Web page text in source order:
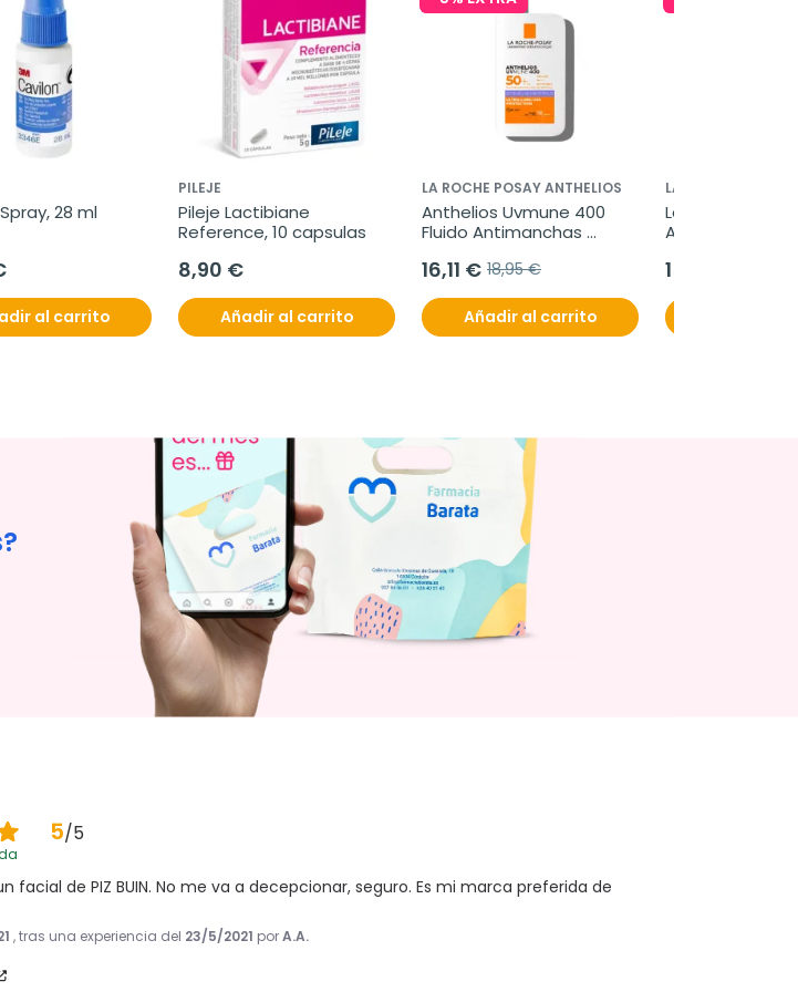
28 ml
al carrito
PILEJE
Pileje Lactibiane
Reference, 10 capsulas
8,90 €
Añadir al carrito
LA ROCHE POSAY ANTHELIOS
Anthelios Uvmune 400
Fluido Antimanchas
16,11 € 18,95 €
Añadir al carrito
LA ROCHE POSAY
La Roche-Posay
Anthelios UV-
15,26 €
5/5
facial de PIZ BUIN. No me va a decepcionar, seguro. Es mi marca preferida de
, tras una experiencia del 23/5/2021 porA.A.